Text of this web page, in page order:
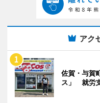
アク
佐賀・与賀
ス」 就労